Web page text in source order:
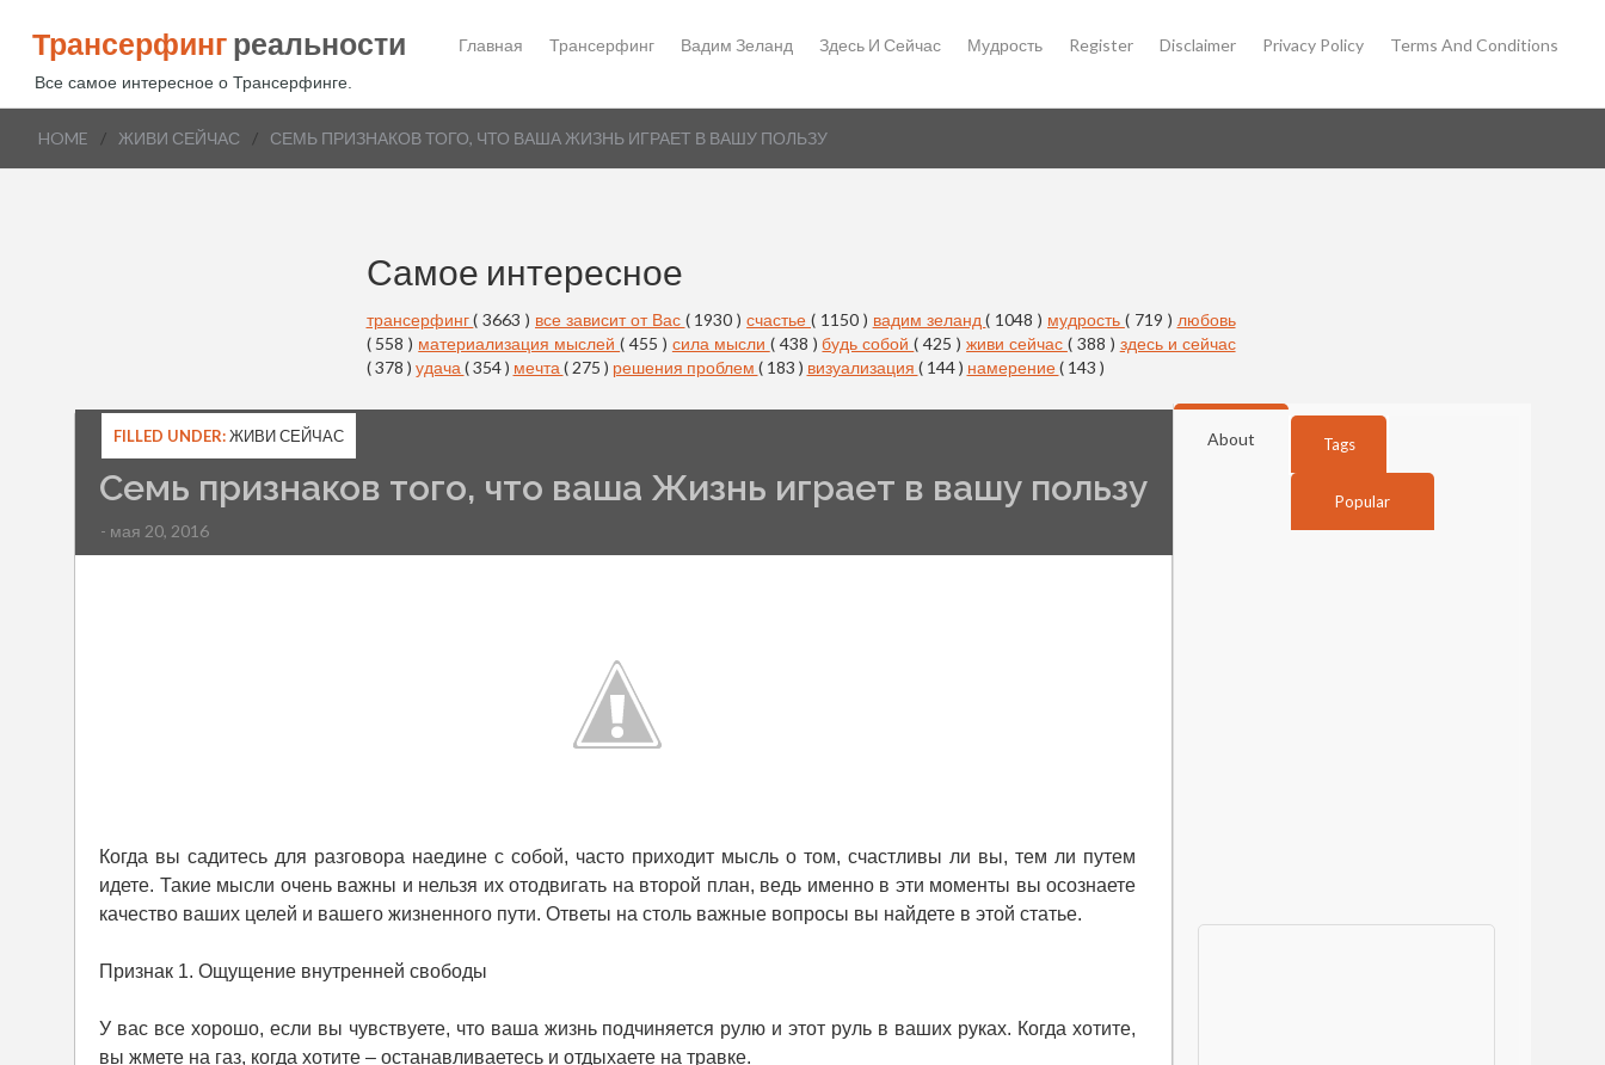
Трансерфинг реальности
Все самое интересное о Трансерфинге.
Главная Трансерфинг Вадим Зеланд Здесь И Сейчас Мудрость Register Disclaimer Privacy Policy Terms And Conditions
HOME / ЖИВИ СЕЙЧАС / СЕМЬ ПРИЗНАКОВ ТОГО, ЧТО ВАША ЖИЗНЬ ИГРАЕТ В ВАШУ ПОЛЬЗУ
Самое интересное
трансерфинг( 3663 ) все зависит от Вас ( 1930 )счастье ( 1150 ) вадим зеланд( 1048 ) мудрость ( 719 ) любовь
( 558 ) материализация мыслей( 455 ) сила мысли ( 438 )будь собой( 425 )живи сейчас ( 388 ) здесь и сейчас
( 378 ) удача ( 354 ) мечта ( 275 ) решения проблем ( 183 ) визуализация ( 144 ) намерение( 143 )
FILLED UNDER:ЖИВИ СЕЙЧАС
Семь признаков того, что ваша Жизнь играет в вашу пользу
- мая 20, 2016
Когда вы садитесь для разговора наедине с собой, часто приходит мысль о том, счастливы ли вы, тем ли путем
идете. Такие мысли очень важны и нельзя их отодвигать на второй план, ведь именно в эти моменты вы осознаете
качество ваших целей и вашего жизненного пути. Ответы на столь важные вопросы вы найдете в этой статье.
Признак 1. Ощущение внутренней свободы
У вас все хорошо, если вы чувствуете, что ваша жизнь подчиняется рулю и этот руль в ваших руках. Когда хотите,
вы жмете на газ, когда хотите – останавливаетесь и отдыхаете на травке.
About Tags
Popular